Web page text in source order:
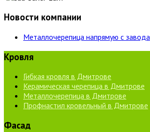
Новости компании
Металлочерепица напрямую с завода
Кровля
Гибкая кровля в Дмитрове
Керамическая черепица в Дмитрове
Металлочерепица в Дмитрове
Профнастил кровельный в Дмитрове
Фасад